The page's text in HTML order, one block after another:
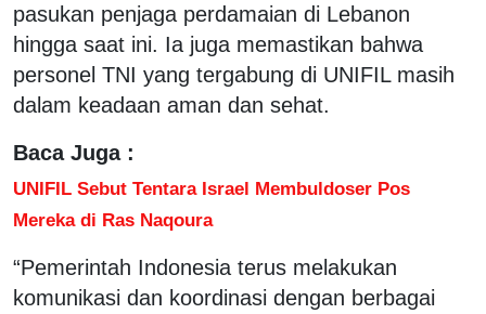
pasukan penjaga perdamaian di Lebanon
hingga saat ini. Ia juga memastikan bahwa
personel TNI yang tergabung di UNIFIL masih
dalam keadaan aman dan sehat.
Baca Juga :
UNIFIL Sebut Tentara Israel Membuldoser Pos
Mereka di Ras Naqoura
“Pemerintah Indonesia terus melakukan
komunikasi dan koordinasi dengan berbagai